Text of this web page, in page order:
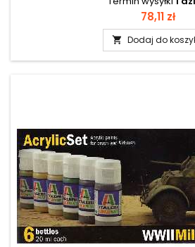
Cena
78,11 zł
 Dodaj do